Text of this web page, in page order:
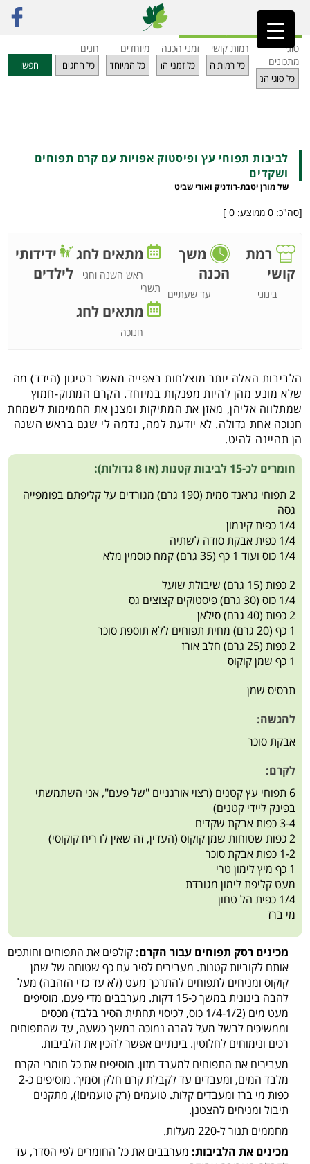
ראשי»מתכונים לביבות תפוחי עץ ופיסטוק אפויות עם קרם תפוחים ושקדים
חזרה לאינדקס מתכונים
סוגי
מתכונים
רמות קושי זמני הכנה מיוחדים חגים
חפשו
לביבות תפוחי עץ ופיסטוק אפויות עם קרם תפוחים
ושקדים
של מורן יטבת-רודניק ואורי שביט
[סה"כ: 0 ממוצע: 0
]
רמת
קושי
בינוני
משך
הכנה
עד שעתיים
מתאים לחג
ראש השנה וחגי
תשרי
מתאים לחג
חנוכה
ידידותי
לילדים
הלביבות האלה יותר מוצלחות באפייה מאשר בטיגון (הידד) מה
שלא מונע מהן להיות מפנקות במיוחד. הקרם המתוק-חמוץ
שמתלווה אליהן, מאזן את המתיקות ומצנן את החמימות לשמחת
חנוכה אחת גדולה. לא יודעת למה, נדמה לי שגם בראש השנה
הן תהיינה להיט.
חומרים לכ-15 לביבות קטנות (או 8 גדולות):
2 תפוחי גראנד סמית (190 גרם) מגורדים על קליפתם בפומפייה
גסה
1/4 כפית קינמון
1/4 כפית אבקת סודה לשתיה
1/4 כוס ועוד 1 כף (35 גרם) קמח כוסמין מלא
2 כפות (15 גרם) שיבולת שועל
1/4 כוס (30 גרם) פיסטוקים קצוצים גס
2 כפות (40 גרם) סילאן
1 כף (20 גרם) מחית תפוחים ללא תוספת סוכר
2 כפות (25 גרם) חלב אורז
1 כף שמן קוקוס
תרסיס שמן
להגשה:
אבקת סוכר
לקרם:
6 תפוחי עץ קטנים (רצוי אורגניים "של פעם", אני השתמשתי
בפינק ליידי קטנים)
3-4 כפות אבקת שקדים
2 כפות שטוחות שמן קוקוס (העדין, זה שאין לו ריח קוקוסי)
1-2 כפות אבקת סוכר
1 כף מיץ לימון טרי
מעט קליפת לימון מגורדת
1/4 כפית הל טחון
מי ברז
מכינים רסק תפוחים עבור הקרם: קולפים את התפוחים וחותכים
אותם לקוביות קטנות. מעבירים לסיר עם כף שטוחה של שמן
קוקוס ומניחים לתפוחים להתרכך מעט (לא עד כדי הזהבה) מעל
להבה בינונית במשך כ-15 דקות. מערבבים מדי פעם. מוסיפים
מעט מים (1/4-1/2 כוס, לכיסוי תחתית הסיר בלבד) מכסים
וממשיכים לבשל מעל להבה נמוכה במשך כשעה, עד שהתפוחים
רכים ונימוחים לחלוטין. בינתיים אפשר להכין את הלביבות.
מעבירים את התפוחים למעבד מזון. מוסיפים את כל חומרי הקרם
מלבד המים, ומעבדים עד לקבלת קרם חלק וסמיך. מוסיפים כ-2
כפות מי ברז ומעבדים קלות. טועמים (רק טועמים!), מתקנים
תיבול ומניחים להצטנן.
מחממים תנור ל-220 מעלות.
מכינים את הלביבות: מערבבים את כל החומרים לפי הסדר, עד